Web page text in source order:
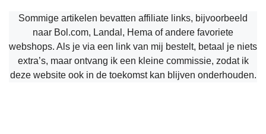
Sommige artikelen bevatten affiliate links, bijvoorbeeld
naar Bol.com, Landal, Hema of andere favoriete
webshops. Als je via een link van mij bestelt, betaal je niets
extra’s, maar ontvang ik een kleine commissie, zodat ik
deze website ook in de toekomst kan blijven onderhouden.